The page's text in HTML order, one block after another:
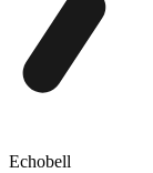
Echobell